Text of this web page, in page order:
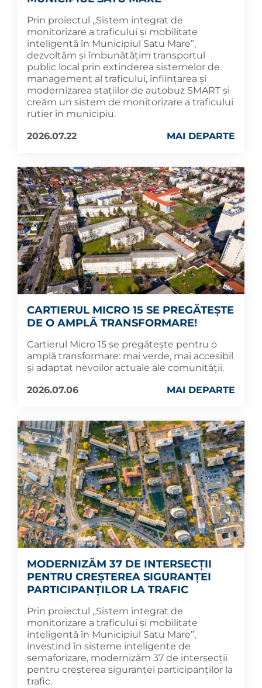
Prin proiectul „Sistem integrat de
monitorizare a traficului și mobilitate
inteligentă în Municipiul Satu Mare”,
dezvoltăm și îmbunătățim transportul
public local prin extinderea sistemelor de
management al traficului, înființarea și
modernizarea stațiilor de autobuz SMART și
creăm un sistem de monitorizare a traficului
rutier în municipiu.
2026.07.22
MAI DEPARTE
CARTIERUL MICRO 15 SE PREGĂTEȘTE
DE O AMPLĂ TRANSFORMARE!
Cartierul Micro 15 se pregătește pentru o
amplă transformare: mai verde, mai accesibil
și adaptat nevoilor actuale ale comunității.
2026.07.06
MAI DEPARTE
MODERNIZĂM 37 DE INTERSECȚII
PENTRU CREȘTEREA SIGURANȚEI
PARTICIPANȚILOR LA TRAFIC
Prin proiectul „Sistem integrat de
monitorizare a traficului și mobilitate
inteligentă în Municipiul Satu Mare”,
investind în sisteme inteligente de
semaforizare, modernizăm 37 de intersecții
pentru creșterea siguranței participanților la
trafic.